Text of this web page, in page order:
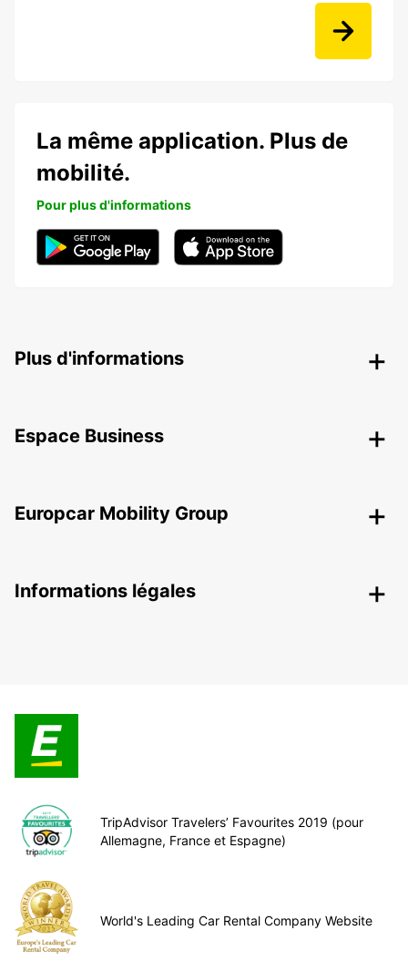
La même application. Plus de
mobilité.
Pour plus d'informations
Plus d'informations
Espace Business
Europcar Mobility Group
Informations légales
TripAdvisor Travelers’ Favourites 2019 (pour
Allemagne, France et Espagne)
World's Leading Car Rental Company Website